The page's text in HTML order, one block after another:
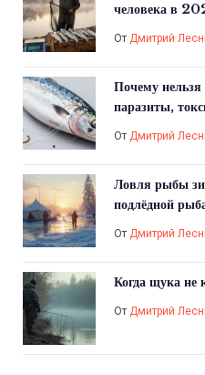
человека в
От Дмитрий
Почему
паразиты,
От Дмитрий
Ловля рыбы
подлёдной
От Дмитрий
Когда щука не
От Дмитрий